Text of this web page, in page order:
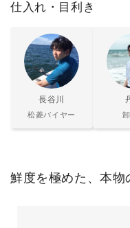
仕入れ・目利き
長谷川
松菱バイヤー
鮮度を極めた、本